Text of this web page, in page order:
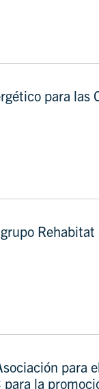
para las
para
la